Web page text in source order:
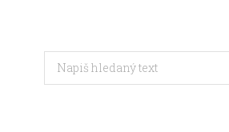
Search: